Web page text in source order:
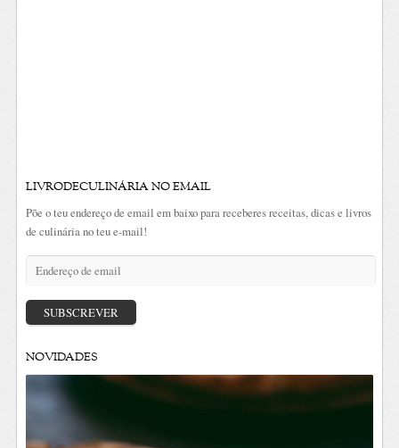
LIVRODECULINÁRIA NO EMAIL
Põe o teu endereço de email em baixo para receberes receitas, dicas e livros
de culinária no teu e-mail!
Endereço
email
SUBSCREVER
NOVIDADES